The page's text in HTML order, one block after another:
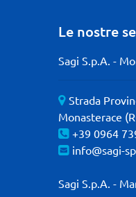
Le nostre
Sagi S.p.A. -
Strada
Monasterace
+39 0964
info@sagi-
Sagi S.p.A. -